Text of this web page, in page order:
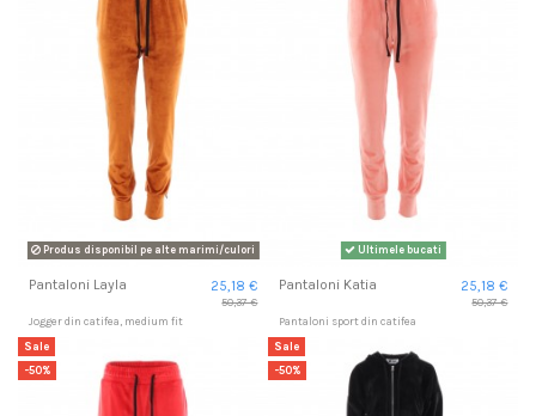
Produs disponibil pe alte marimi/culori
Pantaloni Layla 25,18 €
50,37 €
Jogger din catifea, medium fit
Ultimele bucati
Pantaloni Katia 25,18 €
50,37 €
Pantaloni sport din catifea
Sale
-50%
Sale
-50%